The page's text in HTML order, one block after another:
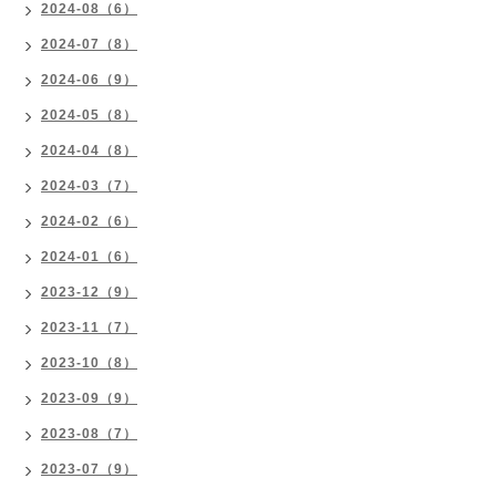
2024-08（6）
2024-07（8）
2024-06（9）
2024-05（8）
2024-04（8）
2024-03（7）
2024-02（6）
2024-01（6）
2023-12（9）
2023-11（7）
2023-10（8）
2023-09（9）
2023-08（7）
2023-07（9）